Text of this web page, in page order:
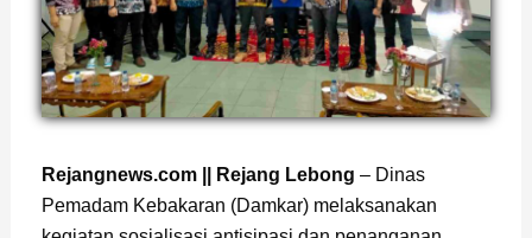
Rejangnews.com || Rejang Lebong – Dinas
Pemadam Kebakaran (Damkar) melaksanakan